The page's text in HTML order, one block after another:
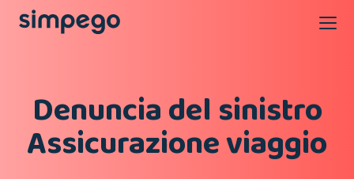
Denuncia del sinistro
Assicurazione viaggio